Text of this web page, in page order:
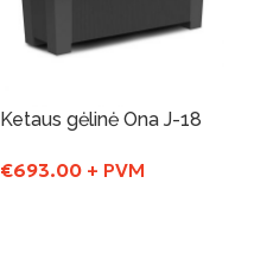
Ketaus gėlinė Ona J-18
€693.00 + PVM